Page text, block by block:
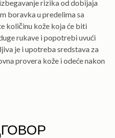
rizika od dobijaja
boravka u predelima sa
količinu kože koja će biti
rukave i popotrebi uvući
je i upotreba sredstava za
provera kože i odeće nakon